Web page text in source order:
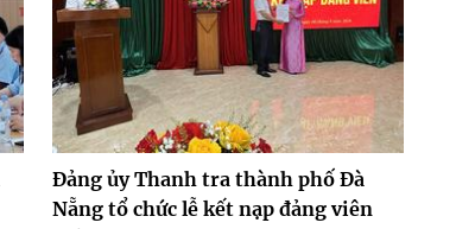
Đảng ủy Thanh tra thành phố Đà
Nẵng tổ chức lễ kết nạp đảng viên